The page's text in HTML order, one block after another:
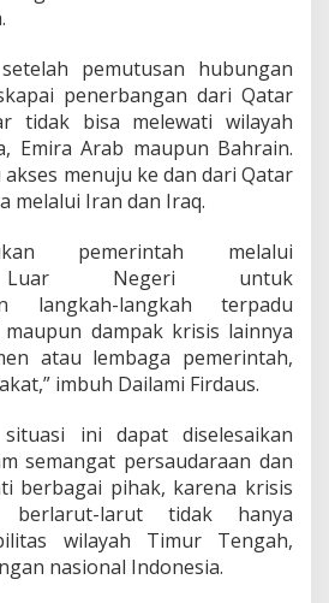
p
n
y
a
!
pemutusan hubungan
penerbangan dari Qatar
tidak bisa melewati wilayah
Emira Arab maupun Bahrain.
akses menuju ke dan dari Qatar
melalui Iran dan Iraq.
pemerintah melalui
Luar Negeri untuk
langkah-langkah terpadu
dampak krisis lainnya
atau lembaga pemerintah,
imbuh Dailami Firdaus.
ini dapat diselesaikan
semangat persaudaraan dan
berbagai pihak, karena krisis
berlarut-larut tidak hanya
wilayah Timur Tengah,
nasional Indonesia.